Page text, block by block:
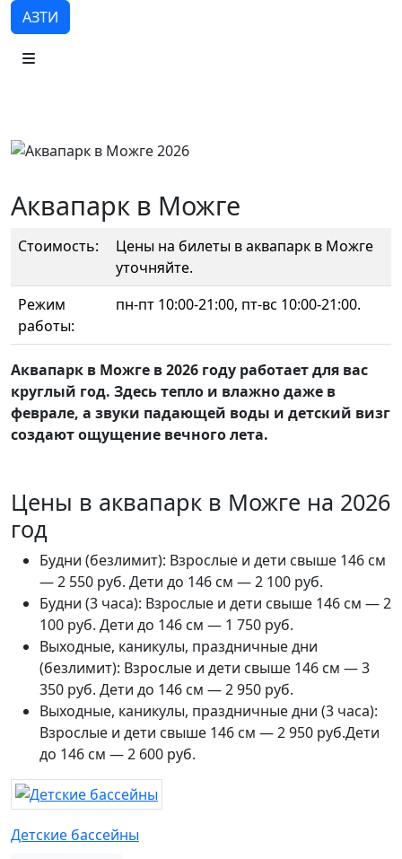
АЗТИ
Аквапарк в Можге
Стоимость:
Цены на билеты в аквапарк в Можге
уточняйте.
Режим
работы:
пн-пт 10:00-21:00, пт-вс 10:00-21:00.
Аквапарк в Можге в 2026 году работает для вас
круглый год. Здесь тепло и влажно даже в
феврале, а звуки падающей воды и детский визг
создают ощущение вечного лета.
Цены в аквапарк в Можге на 2026
год
Будни (безлимит): Взрослые и дети свыше 146 см
— 2 550 руб. Дети до 146 см — 2 100 руб.
Будни (3 часа): Взрослые и дети свыше 146 см — 2
100 руб. Дети до 146 см — 1 750 руб.
Выходные, каникулы, праздничные дни
(безлимит): Взрослые и дети свыше 146 см — 3
350 руб. Дети до 146 см — 2 950 руб.
Выходные, каникулы, праздничные дни (3 часа):
Взрослые и дети свыше 146 см — 2 950 руб.Дети
до 146 см — 2 600 руб.
Детские бассейны